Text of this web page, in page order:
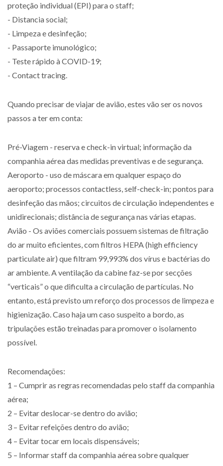
proteção individual (EPI) para o staff;
- Distancia social;
- Limpeza e desinfeção;
- Passaporte imunológico;
- Teste rápido à COVID-19;
- Contact tracing.
Quando precisar de viajar de avião, estes vão ser os novos
passos a ter em conta:
Pré-Viagem - reserva e check-in virtual; informação da
companhia aérea das medidas preventivas e de segurança.
Aeroporto - uso de máscara em qualquer espaço do
aeroporto; processos contactless, self-check-in; pontos para
desinfeção das mãos; circuitos de circulação independentes e
unidirecionais; distância de segurança nas várias etapas.
Avião - Os aviões comerciais possuem sistemas de filtração
do ar muito eficientes, com filtros HEPA (high efficiency
particulate air) que filtram 99,993% dos vírus e bactérias do
ar ambiente. A ventilação da cabine faz-se por secções
“verticais” o que dificulta a circulação de partículas. No
entanto, está previsto um reforço dos processos de limpeza e
higienização. Caso haja um caso suspeito a bordo, as
tripulações estão treinadas para promover o isolamento
possível.
Recomendações:
1 – Cumprir as regras recomendadas pelo staff da companhia
aérea;
2 – Evitar deslocar-se dentro do avião;
3 – Evitar refeições dentro do avião;
4 – Evitar tocar em locais dispensáveis;
5 – Informar staff da companhia aérea sobre qualquer